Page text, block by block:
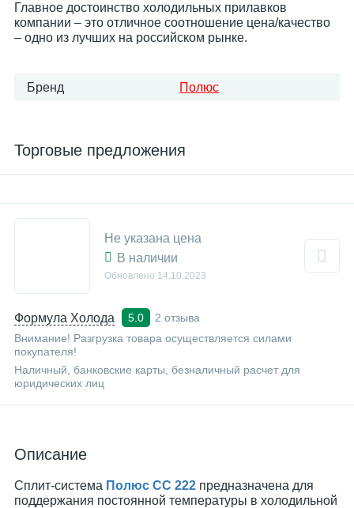
Главное достоинство холодильных прилавков
компании – это отличное соотношение цена/качество
– одно из лучших на российском рынке.
Бренд Полюс
Торговые предложения
Формула Холода 5.0
2 отзыва
Внимание! Разгрузка товара осуществляется силами
покупателя!
Наличный, банковские карты, безналичный расчет для
юридических лиц
Не указана цена
В наличии
Обновлено 14.10.2023
Описание
Сплит-система Полюс СС 222 предназначена для
поддержания постоянной температуры в холодильной